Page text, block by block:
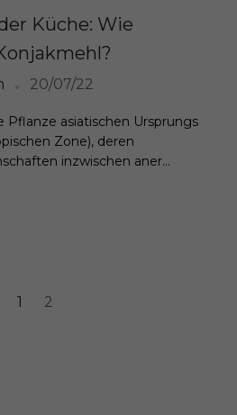
Küche: Wie
20/07/22
Pflanze asiatischen Ursprungs
Zone), deren
inzwischen aner...
1 2